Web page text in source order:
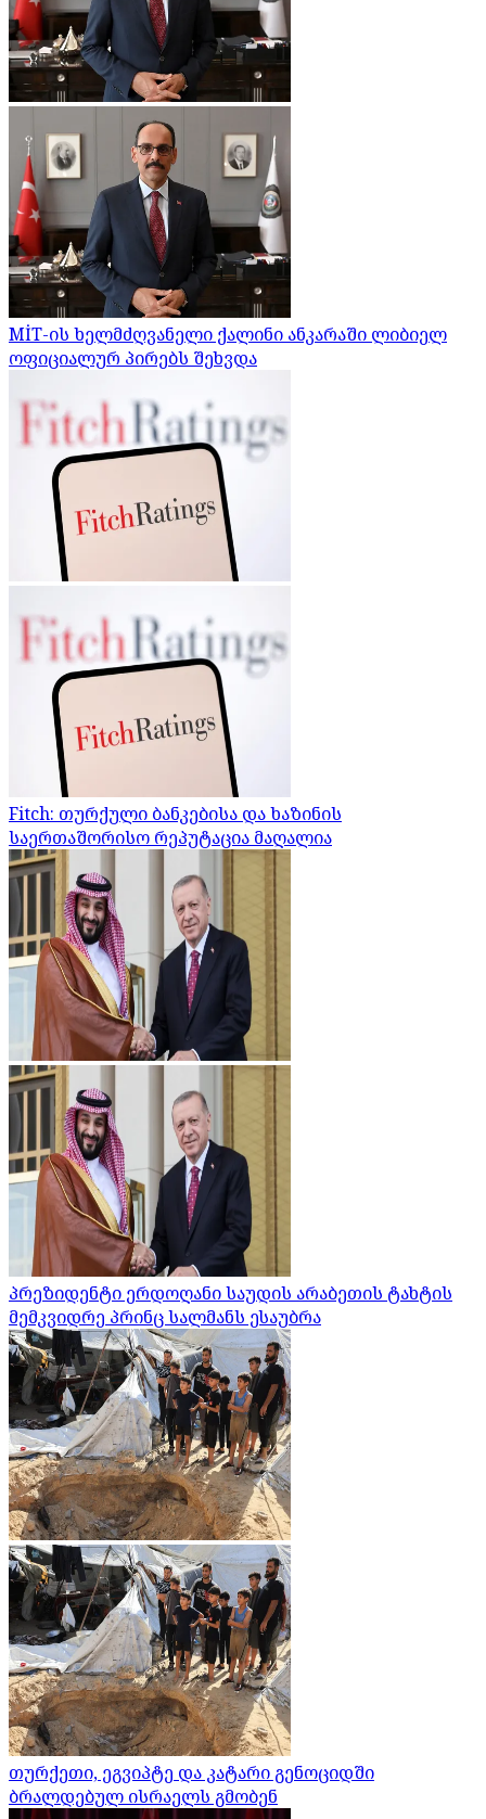
MİT-ის ხელმძღვანელი ქალინი ანკარაში ლიბიელ
ოფიციალურ პირებს შეხვდა
Fitch: თურქული ბანკებისა და ხაზინის
საერთაშორისო რეპუტაცია მაღალია
პრეზიდენტი ერდოღანი საუდის არაბეთის ტახტის
მემკვიდრე პრინც სალმანს ესაუბრა
თურქეთი, ეგვიპტე და კატარი გენოციდში
ბრალდებულ ისრაელს გმობენ